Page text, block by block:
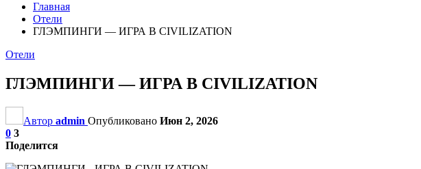
Главная
Отели
ГЛЭМПИНГИ — ИГРА В CIVILIZATION
Отели
ГЛЭМПИНГИ — ИГРА В CIVILIZATION
Автор admin Опубликовано Июн 2, 2026
0 3
Поделится